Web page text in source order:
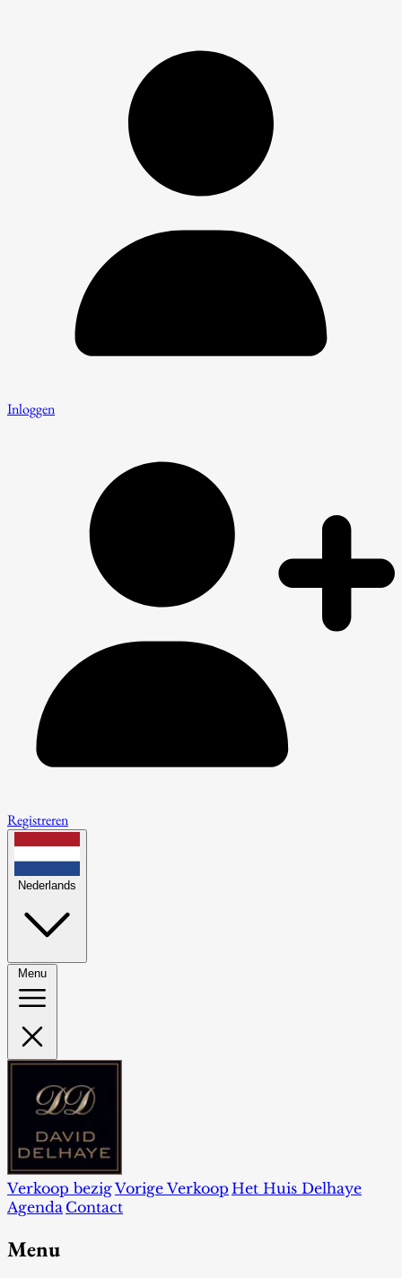
Inloggen
Registreren
Nederlands
Menu
Verkoop bezigVorige Verkoop Het Huis Delhaye
Agenda Contact
Menu